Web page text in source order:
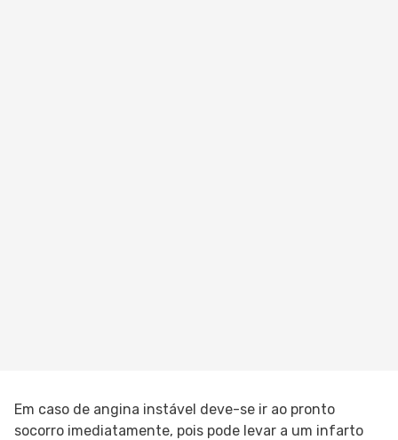
Em caso de angina instável deve-se ir ao pronto
socorro imediatamente, pois pode levar a um infarto